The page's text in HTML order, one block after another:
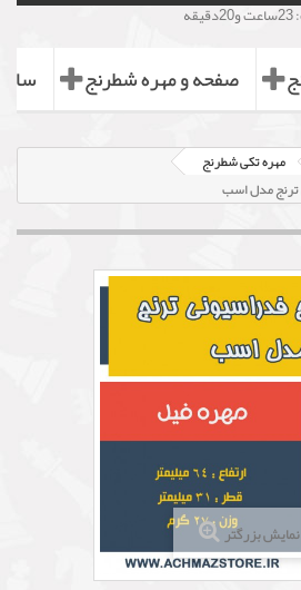
صفحه و مهره شطرنج
مهره تکی شطرنج
ترنج مدل اسب
نمایش بزرگتر